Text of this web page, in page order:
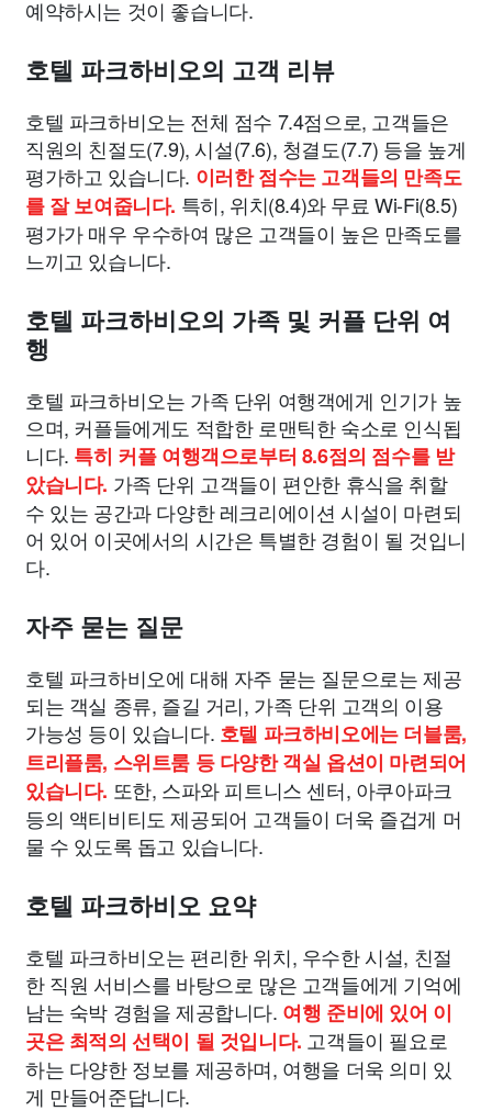
예약하시는 것이 좋습니다.
호텔 파크하비오의 고객 리뷰
호텔 파크하비오는 전체 점수 7.4점으로, 고객들은
직원의 친절도(7.9), 시설(7.6), 청결도(7.7) 등을 높게
평가하고 있습니다. 이러한 점수는 고객들의 만족도
를 잘 보여줍니다. 특히, 위치(8.4)와 무료 Wi-Fi(8.5)
평가가 매우 우수하여 많은 고객들이 높은 만족도를
느끼고 있습니다.
호텔 파크하비오의 가족 및 커플 단위 여
행
호텔 파크하비오는 가족 단위 여행객에게 인기가 높
으며, 커플들에게도 적합한 로맨틱한 숙소로 인식됩
니다. 특히 커플 여행객으로부터 8.6점의 점수를 받
았습니다. 가족 단위 고객들이 편안한 휴식을 취할
수 있는 공간과 다양한 레크리에이션 시설이 마련되
어 있어 이곳에서의 시간은 특별한 경험이 될 것입니
다.
자주 묻는 질문
호텔 파크하비오에 대해 자주 묻는 질문으로는 제공
되는 객실 종류, 즐길 거리, 가족 단위 고객의 이용
가능성 등이 있습니다. 호텔 파크하비오에는 더블룸,
트리플룸, 스위트룸 등 다양한 객실 옵션이 마련되어
있습니다. 또한, 스파와 피트니스 센터, 아쿠아파크
등의 액티비티도 제공되어 고객들이 더욱 즐겁게 머
물 수 있도록 돕고 있습니다.
호텔 파크하비오 요약
호텔 파크하비오는 편리한 위치, 우수한 시설, 친절
한 직원 서비스를 바탕으로 많은 고객들에게 기억에
남는 숙박 경험을 제공합니다. 여행 준비에 있어 이
곳은 최적의 선택이 될 것입니다. 고객들이 필요로
하는 다양한 정보를 제공하며, 여행을 더욱 의미 있
게 만들어준답니다.